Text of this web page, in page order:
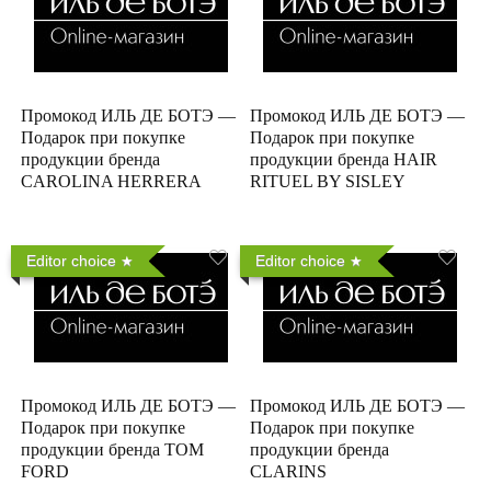
Промокод ИЛЬ ДЕ БОТЭ —
Подарок при покупке
продукции бренда
CAROLINA HERRERA
Промокод ИЛЬ ДЕ БОТЭ —
Подарок при покупке
продукции бренда HAIR
RITUEL BY SISLEY
Editor choice
Промокод ИЛЬ ДЕ БОТЭ —
Подарок при покупке
продукции бренда TOM
FORD
Editor choice
Промокод ИЛЬ ДЕ БОТЭ —
Подарок при покупке
продукции бренда
CLARINS